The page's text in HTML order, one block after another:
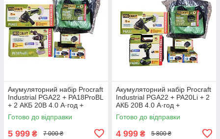
Акумуляторний набір Procraft
Industrial PGA22 + PA18ProBL
+ 2 АКБ 20В 4.0 А·год +
Зарядний пристрій
Charger20/1 Eco + Сумка
Готово до відправки
5 999 ₴ 7 000 ₴
Акумуляторний набір Procraft
Industrial PGA22 + PA20Li + 2
АКБ 20В 4.0 А·год +
Зарядний пристрій
Charger20/1 Eco + Сумка
Готово до відправки
4 999 ₴ 5 800 ₴